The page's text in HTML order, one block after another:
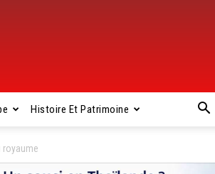
Histoire Et Patrimoine
royaume